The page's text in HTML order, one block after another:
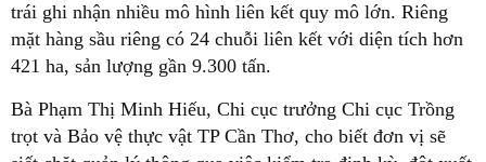
trái ghi nhận nhiều mô hình liên kết quy mô lớn. Riêng
mặt hàng sầu riêng có 24 chuỗi liên kết với diện tích hơn
421 ha, sản lượng gần 9.300 tấn.
Bà Phạm Thị Minh Hiếu, Chi cục trưởng Chi cục Trồng
trọt và Bảo vệ thực vật TP Cần Thơ, cho biết đơn vị sẽ